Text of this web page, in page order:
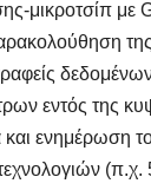
μικροτσίπ με
της
εντός της
και ενημέρωση
(π.χ.